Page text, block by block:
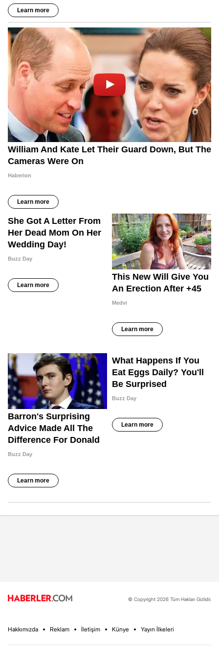
© Copyright 2026 Tüm Hakları Gizlidir.
Hakkımızda Reklam İletişim Künye Yayın İlkeleri